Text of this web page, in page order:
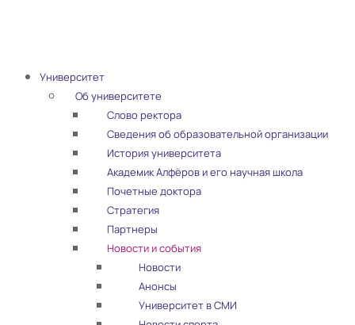
Университет
Об университете
Слово ректора
Сведения об образовательной организации
История университета
Академик Алфёров и его научная школа
Почетные доктора
Стратегия
Партнеры
Новости и события
Новости
Анонсы
Университет в СМИ